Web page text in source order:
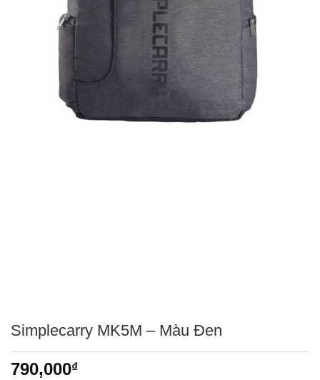
Simplecarry MK5M – Màu Đen
790,000₫